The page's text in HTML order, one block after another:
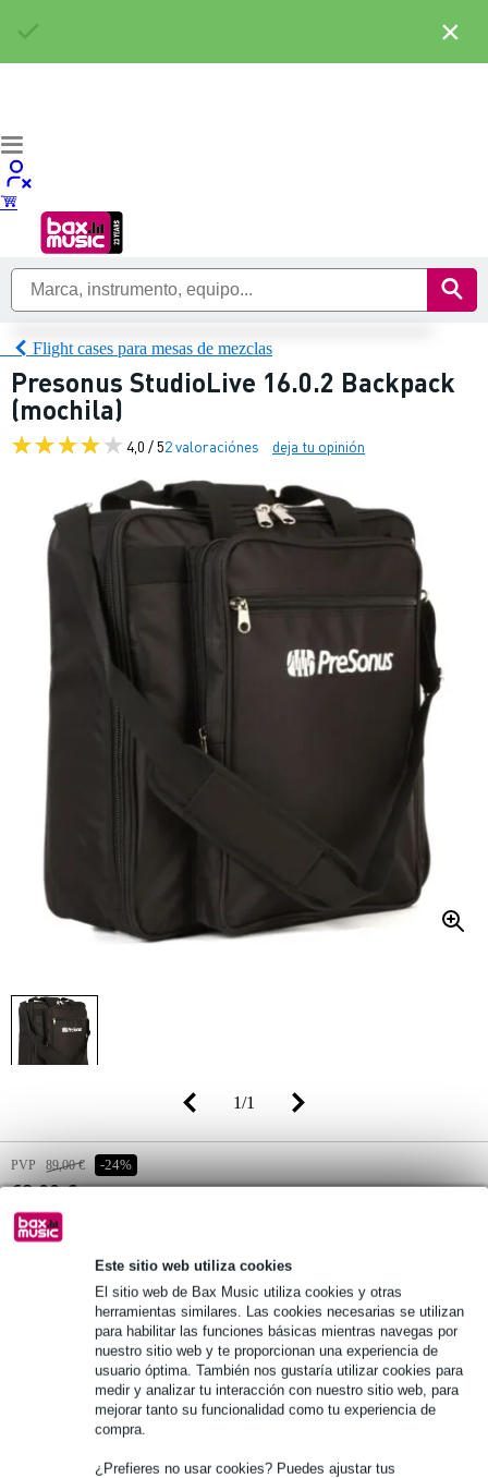
Este sitio web utiliza cookies
El sitio web de Bax Music utiliza cookies y otras
herramientas similares. Las cookies necesarias se utilizan
para habilitar las funciones básicas mientras navegas por
nuestro sitio web y te proporcionan una experiencia de
usuario óptima. También nos gustaría utilizar cookies para
medir y analizar tu interacción con nuestro sitio web, para
mejorar tanto su funcionalidad como tu experiencia de
compra.
¿Prefieres no usar cookies? Puedes ajustar tus
Flight cases para mesas de mezclas
Presonus StudioLive 16.0.2 Backpack
(mochila)
4,0 / 52 valoraciónes deja tu opinión
1/1
PVP 89,00 € -24%
68,00 €
Disponibilidad online
Alguna pieza en stock en nuestro almacén
añadir a la cesta
Pedido antes de 23:00 = martes en casa
×